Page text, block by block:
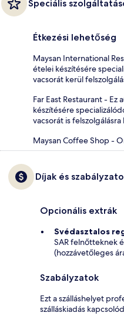
Speciális
Étkezési lehetőség
Maysan International
ételei készítésére
vacsorát kerül
Far East Restaurant -
készítésére
vacsorát is
Maysan Coffee Shop -
Díjak és
Opcionális extrák
Svédasztalos
SAR felnőtteknek
(hozzávetőleges
Szabályzatok
Ezt a szálláshelyet
szálláskiadás